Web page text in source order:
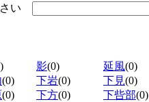
さい
影(0) 延風(0)
(0) 下岩(0) 下見(0)
(0) 下方(0) 下呰部(0)